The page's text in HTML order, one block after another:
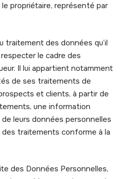
propriétaire, représenté par
traitement des données qu’il
le cadre des
Il lui appartient notamment
de ses traitements de
et clients, à partir de
une information
leurs données personnelles
traitements conforme à la
des Données Personnelles,